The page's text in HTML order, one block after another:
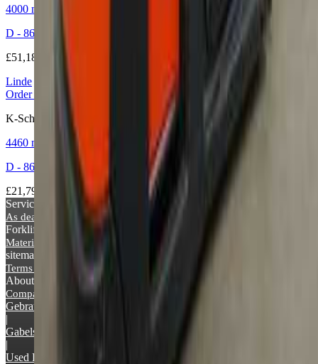
4000 mm
D - 86316 Friedberg-Derching
£51,189
Linde
Order picker Electric
K-Schwenkschubgabel 5231-00
4460 mm
1250 kg
D - 86316 Friedberg-Derching
£21,791
Services
As dealer Topseller
Forklift Informations
Materials handling glossary
sitemap
Terms & Conditions
About Supralift
Company As dealer
Gebrauchte Gabelstapler
|
Gabelstapler Occasion
|
Used Forklifts